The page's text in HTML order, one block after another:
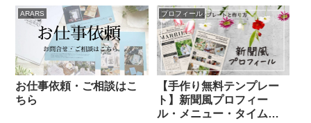
ARARS
お仕事依頼・ご相談はこ
ちら
プロフィール
【手作り無料テンプレー
ト】新聞風プロフィー
ル・メニュー・タイムラ